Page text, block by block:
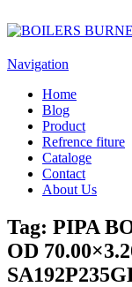
Navigation
Home
Blog
Product
Refrence fiture
Cataloge
Contact
About Us
Tag: PIPA
OD